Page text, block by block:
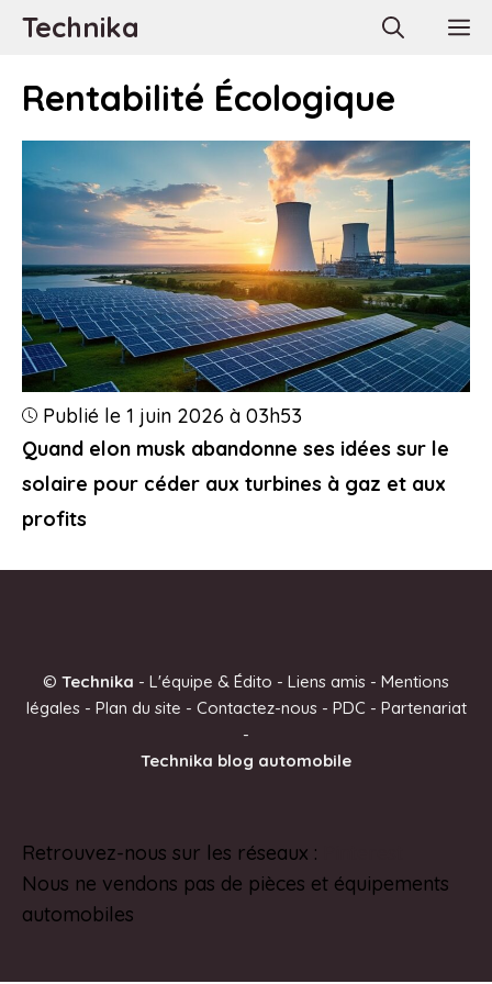
AllerTechnika
Rentabilité Écologique
Quand elon musk abandonne ses idées sur le
solaire pour céder aux turbines à gaz et aux
profits
Publié le 1 juin 2026 à 03h53
© Technika - L'équipe & Édito - Liens amis - Mentions
légales- Plan du site - Contactez-nous- PDC - Partenariat
-
Technika blog automobile
Retrouvez-nous sur les réseaux :
Nous ne vendons pas de pièces et équipements
automobiles